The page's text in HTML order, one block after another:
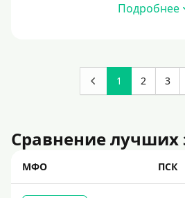
Подробнее
1 2 3
Сравнение лучших
МФО ПСК